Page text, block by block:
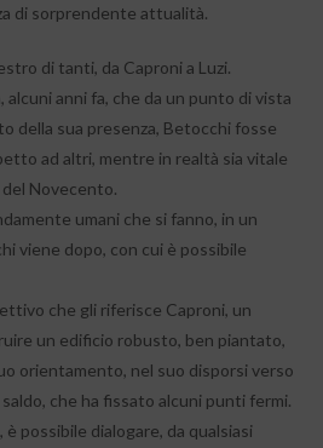
di sorprendente attualità.
di tanti, da Caproni a Luzi.
alcuni anni fa, che da un punto di vista
della sua presenza, Betocchi fosse
ad altri, mentre in realtà sia vitale
Novecento.
umani che si fanno, in un
viene dopo, con cui è possibile
che gli riferisce Caproni, un
un edificio robusto, ben piantato,
orientamento, nel suo disporsi verso
che ha fissato alcuni punti fermi.
possibile dialogare, da qualsiasi